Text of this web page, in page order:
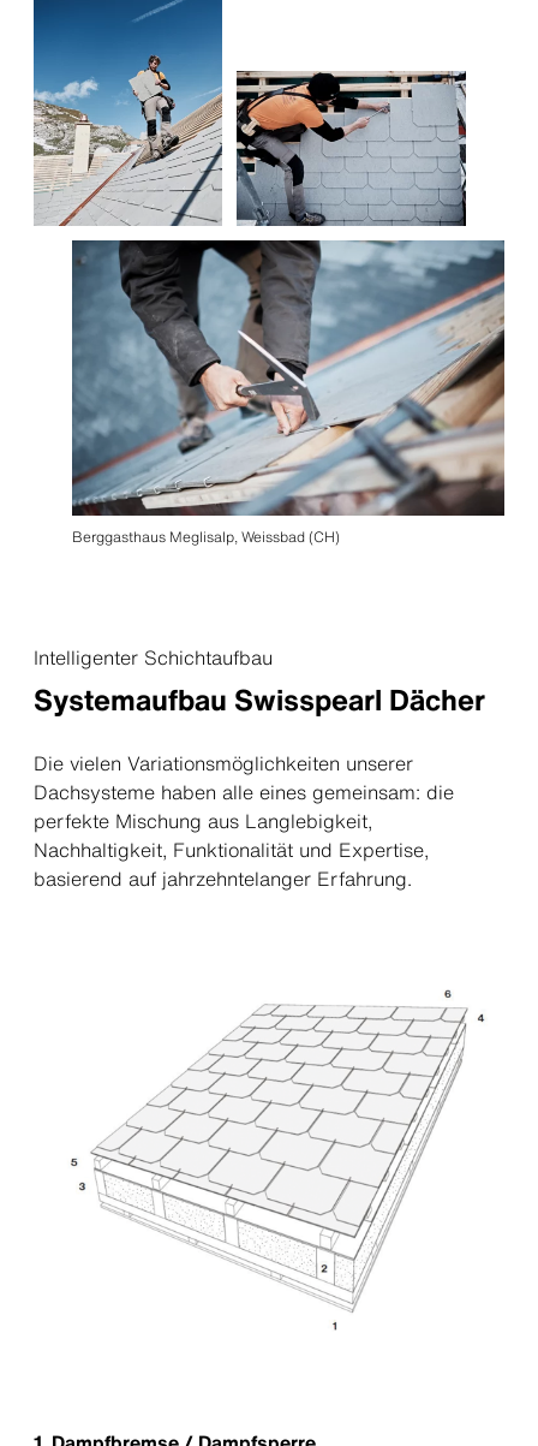
Berggasthaus Meglisalp, Weissbad (CH)
Intelligenter Schichtaufbau
Systemaufbau Swisspearl Dächer
Die vielen Variationsmöglichkeiten unserer
Dachsysteme haben alle eines gemeinsam: die
perfekte Mischung aus Langlebigkeit,
Nachhaltigkeit, Funktionalität und Expertise,
basierend auf jahrzehntelanger Erfahrung.